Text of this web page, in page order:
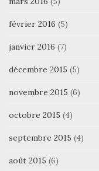
février 2016 (5)
janvier 2016 (7)
décembre 2015 (5)
novembre 2015 (6)
octobre 2015 (4)
septembre 2015 (4)
août 2015 (6)